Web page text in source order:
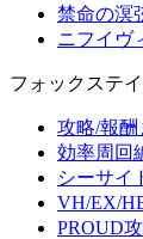
禁命の溟
ニフイヴ
フォックステ
攻略/報酬
効率周回
シーサイ
VH/EX/
PROUD